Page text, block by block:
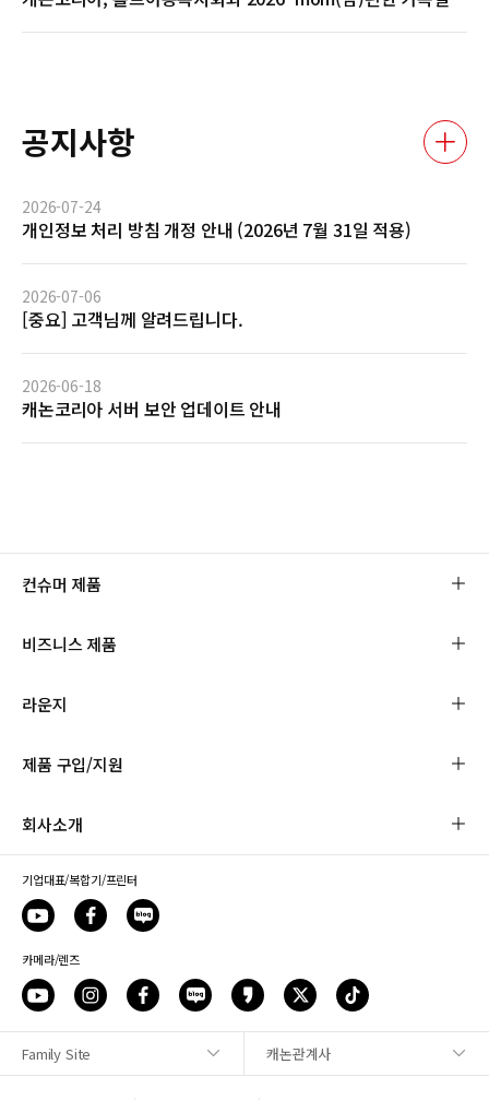
공지사항
2026-07-24
개인정보 처리 방침 개정 안내 (2026년 7월 31일 적용)
2026-07-06
[중요] 고객님께 알려드립니다.
2026-06-18
캐논코리아 서버 보안 업데이트 안내
사이트맵
컨슈머 제품
비즈니스 제품
라운지
제품 구입/지원
회사소개
기업대표/복합기/프린터
카메라/렌즈
Family Site 캐논관계사